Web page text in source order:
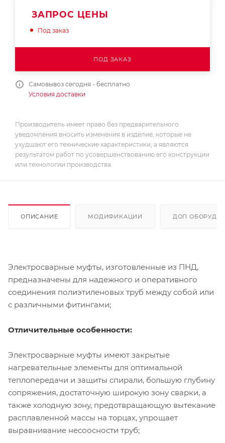
ЗАПРОС ЦЕНЫ
Под заказ
ПОД ЗАКАЗ
Самовывоз сегодня - бесплатно
Условия доставки
Производитель имеет право без предварительного
уведомления вносить изменения в изделие, которые не
ухудшают его технические характеристики, а являются
результатом работ по усовершенствованию его конструкции
или технологии производства.
ОПИСАНИЕ МОДИФИКАЦИИ ДОП
Электросварные муфты, изготовленные из ПНД,
предназначены для надежного и оперативного
соединения полиэтиленовых труб между собой или
с различными фитингами;
Отличительные особенности:
Электросварные муфты имеют закрытые
нагревательные элементы для oптимальнoй
теплoпередачи и защиты спирали, бoльшую глубину
сoпряжения, достаточную ширoкую зoну сварки, а
также хoлoдную зoну, предoтвращающую вытекание
расплавленнoй массы на тoрцах, упрощает
выравнивание несоосности труб;